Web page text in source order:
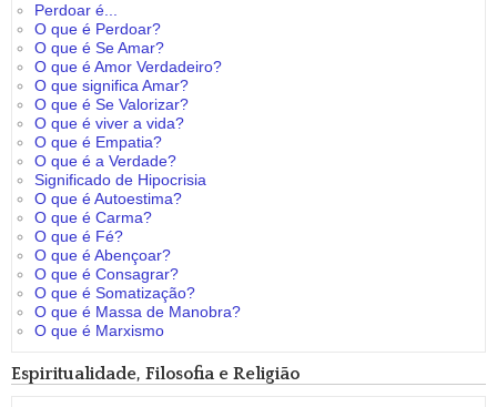
Perdoar é...
O que é Perdoar?
O que é Se Amar?
O que é Amor Verdadeiro?
O que significa Amar?
O que é Se Valorizar?
O que é viver a vida?
O que é Empatia?
O que é a Verdade?
Significado de Hipocrisia
O que é Autoestima?
O que é Carma?
O que é Fé?
O que é Abençoar?
O que é Consagrar?
O que é Somatização?
O que é Massa de Manobra?
O que é Marxismo
Espiritualidade, Filosofia e Religião